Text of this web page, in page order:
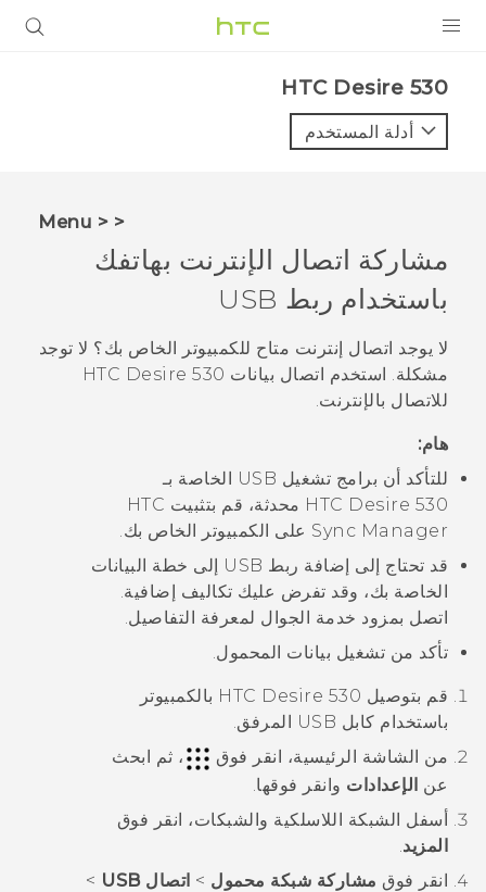
VIVE
VIVERSE
البرامج + التطبيقات
الدعم
أجهزة HTC والملحقات
HTC Desire 530‎
أدلة المستخدم
< < Menu
مشاركة اتصال الإنترنت بهاتفك
باستخدام ربط USB
لا يوجد اتصال إنترنت متاح للكمبيوتر الخاص بك؟ لا توجد
مشكلة. استخدم اتصال بيانات HTC Desire 530
للاتصال بالإنترنت.
هام:
للتأكد أن برامج تشغيل USB الخاصة بـ
HTC Desire 530 محدثة، قم بتثبيت HTC
Sync Manager على الكمبيوتر الخاص بك.
قد تحتاج إلى إضافة ربط USB إلى خطة البيانات
الخاصة بك، وقد تفرض عليك تكاليف إضافية.
اتصل بمزود خدمة الجوال لمعرفة التفاصيل.
تأكد من تشغيل بيانات المحمول.
قم بتوصيل HTC Desire 530 بالكمبيوتر
باستخدام كابل USB المرفق.
من الشاشة
الرئيسية، انقر فوق
، ثم ابحث
عن الإعدادات وانقر فوقها.
أسفل الشبكة اللاسلكية والشبكات، انقر فوق
المزيد
انقر فوق مشاركة شبكة محمول > اتصال USB
>